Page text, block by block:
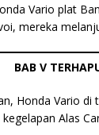
Vario plat
mereka
BAB V
Honda Vario
Alas